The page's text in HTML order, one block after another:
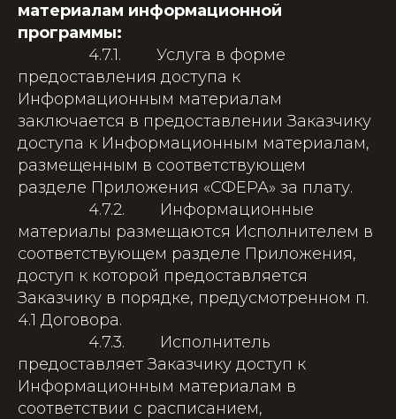
материалам информационной
программы:
4.7.1. Услуга в форме
предоставления доступа к
Информационным материалам
заключается в предоставлении Заказчику
доступа к Информационным материалам,
размещенным в соответствующем
разделе Приложения «СФЕРА» за плату.
4.7.2. Информационные
материалы размещаются Исполнителем в
соответствующем разделе Приложения,
доступ к которой предоставляется
Заказчику в порядке, предусмотренном п.
4.1 Договора.
4.7.3. Исполнитель
предоставляет Заказчику доступ к
Информационным материалам в
соответствии с расписанием,